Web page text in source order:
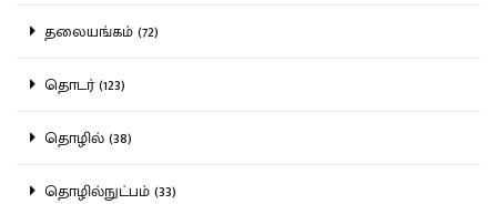
தலையங்கம் (72)
தொடர் (123)
தொழில் (38)
தொழில்நுட்பம் (33)